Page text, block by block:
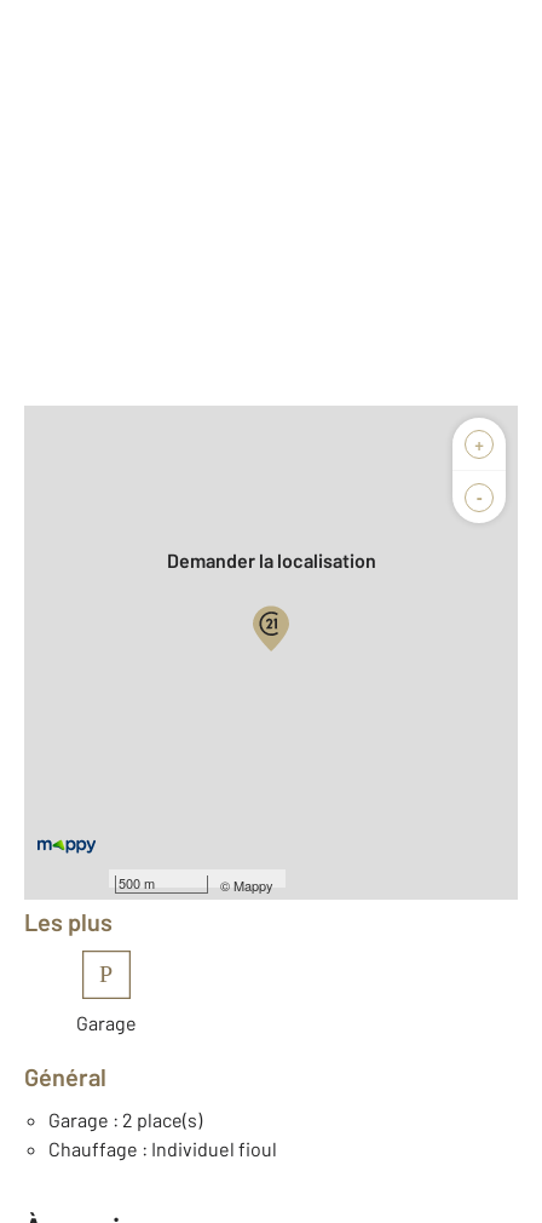
+
-
500 m ©Mappy
Biens vendus
Demander la localisation
Équipements
Les plus
P
Garage
Général
Garage : 2 place(s)
Chauffage : Individuel fioul